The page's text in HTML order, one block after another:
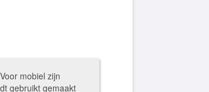
mobiel zijn
gebruikt gemaakt